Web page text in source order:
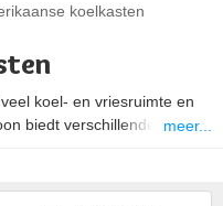
koelkasten
koel- en vriesruimte en
biedt verschillende typen
zitten het koel- en
een koelkast waarbij het
meer...